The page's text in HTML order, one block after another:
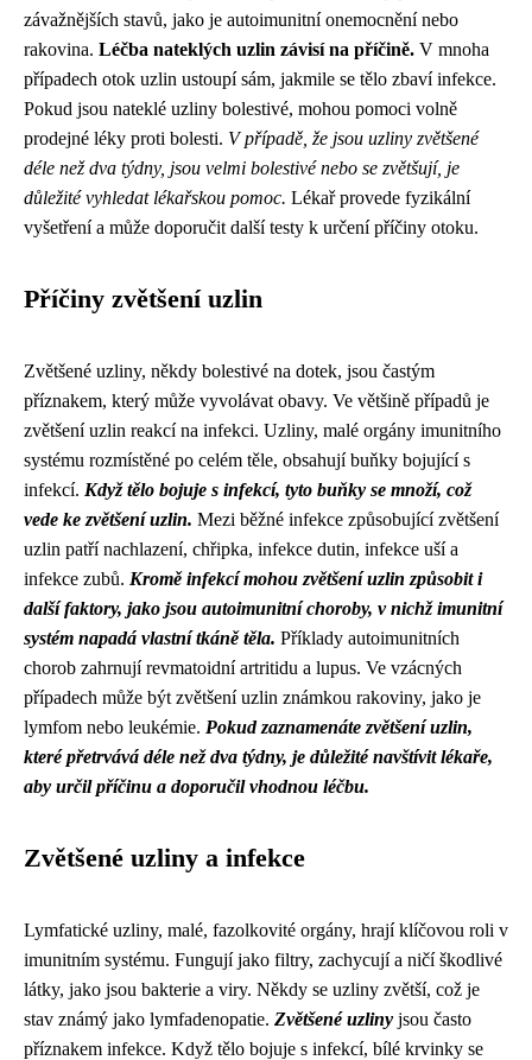
závažnějších stavů, jako je autoimunitní onemocnění nebo
rakovina. Léčba nateklých uzlin závisí na příčině. V mnoha
případech otok uzlin ustoupí sám, jakmile se tělo zbaví infekce.
Pokud jsou nateklé uzliny bolestivé, mohou pomoci volně
prodejné léky proti bolesti. V případě, že jsou uzliny zvětšené
déle než dva týdny, jsou velmi bolestivé nebo se zvětšují, je
důležité vyhledat lékařskou pomoc. Lékař provede fyzikální
vyšetření a může doporučit další testy k určení příčiny otoku.
Příčiny zvětšení uzlin
Zvětšené uzliny, někdy bolestivé na dotek, jsou častým
příznakem, který může vyvolávat obavy. Ve většině případů je
zvětšení uzlin reakcí na infekci. Uzliny, malé orgány imunitního
systému rozmístěné po celém těle, obsahují buňky bojující s
infekcí. Když tělo bojuje s infekcí, tyto buňky se množí, což
vede ke zvětšení uzlin. Mezi běžné infekce způsobující zvětšení
uzlin patří nachlazení, chřipka, infekce dutin, infekce uší a
infekce zubů. Kromě infekcí mohou zvětšení uzlin způsobit i
další faktory, jako jsou autoimunitní choroby, v nichž imunitní
systém napadá vlastní tkáně těla. Příklady autoimunitních
chorob zahrnují revmatoidní artritidu a lupus. Ve vzácných
případech může být zvětšení uzlin známkou rakoviny, jako je
lymfom nebo leukémie. Pokud zaznamenáte zvětšení uzlin,
které přetrvává déle než dva týdny, je důležité navštívit lékaře,
aby určil příčinu a doporučil vhodnou léčbu.
Zvětšené uzliny a infekce
Lymfatické uzliny, malé, fazolkovité orgány, hrají klíčovou roli v
imunitním systému. Fungují jako filtry, zachycují a ničí škodlivé
látky, jako jsou bakterie a viry. Někdy se uzliny zvětší, což je
stav známý jako lymfadenopatie. Zvětšené uzliny jsou často
příznakem infekce. Když tělo bojuje s infekcí, bílé krvinky se